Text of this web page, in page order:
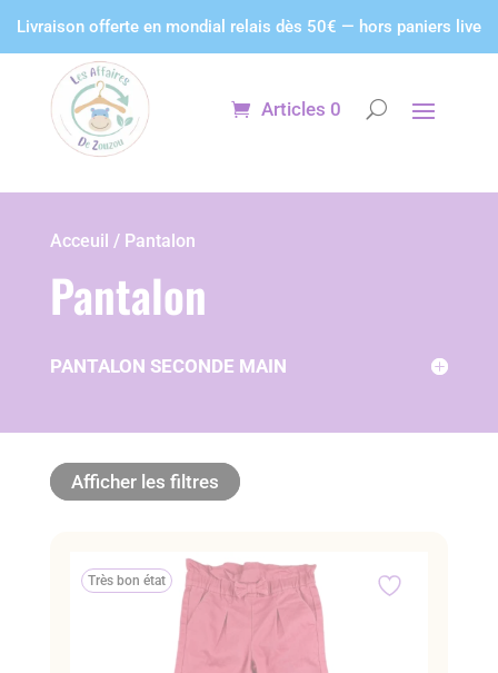
Livraison offerte en mondial relais dès 50€ — hors paniers live
Articles 0
Acceuil / Pantalon
Pantalon
PANTALON SECONDE MAIN
Afficher les filtres
Très bon état
Panneau de gestion des cookies